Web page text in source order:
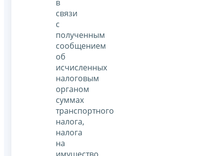
в
связи
с
полученным
сообщением
об
исчисленных
налоговым
органом
суммах
транспортного
налога,
налога
на
имущество